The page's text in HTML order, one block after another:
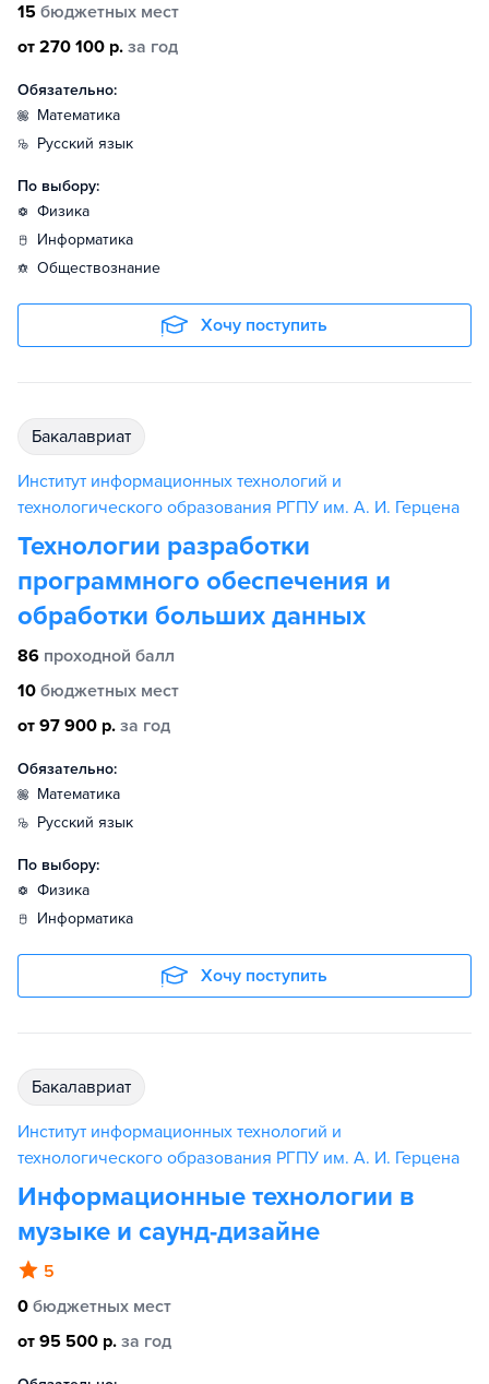
15 бюджетных мест
от 270 100 р. за год
Обязательно:
математика
русский язык
По выбору:
физика
информатика
обществознание
Хочу поступить
бакалавриат
Институт информационных технологий и
технологического образования РГПУ им. А. И. Герцена
Технологии разработки
программного обеспечения и
обработки больших данных
86 проходной балл
10 бюджетных мест
от 97 900 р. за год
Обязательно:
математика
русский язык
По выбору:
физика
информатика
Хочу поступить
бакалавриат
Институт информационных технологий и
технологического образования РГПУ им. А. И. Герцена
Информационные технологии в
музыке и саунд-дизайне
5
0 бюджетных мест
от 95 500 р. за год